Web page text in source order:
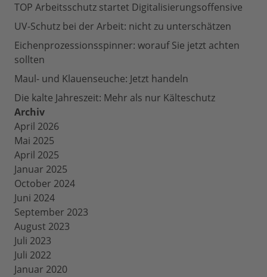
TOP Arbeitsschutz startet Digitalisierungsoffensive
UV-Schutz bei der Arbeit: nicht zu unterschätzen
Eichenprozessionsspinner: worauf Sie jetzt achten
sollten
Maul- und Klauenseuche: Jetzt handeln
Die kalte Jahreszeit: Mehr als nur Kälteschutz
Archiv
April 2026
Mai 2025
April 2025
Januar 2025
October 2024
Juni 2024
September 2023
August 2023
Juli 2023
Juli 2022
Januar 2020